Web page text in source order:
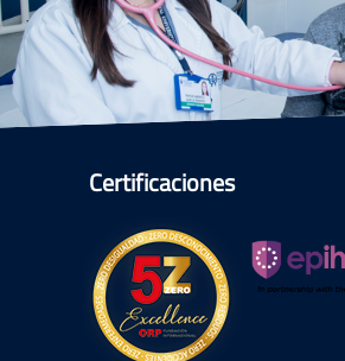
Certificaciones